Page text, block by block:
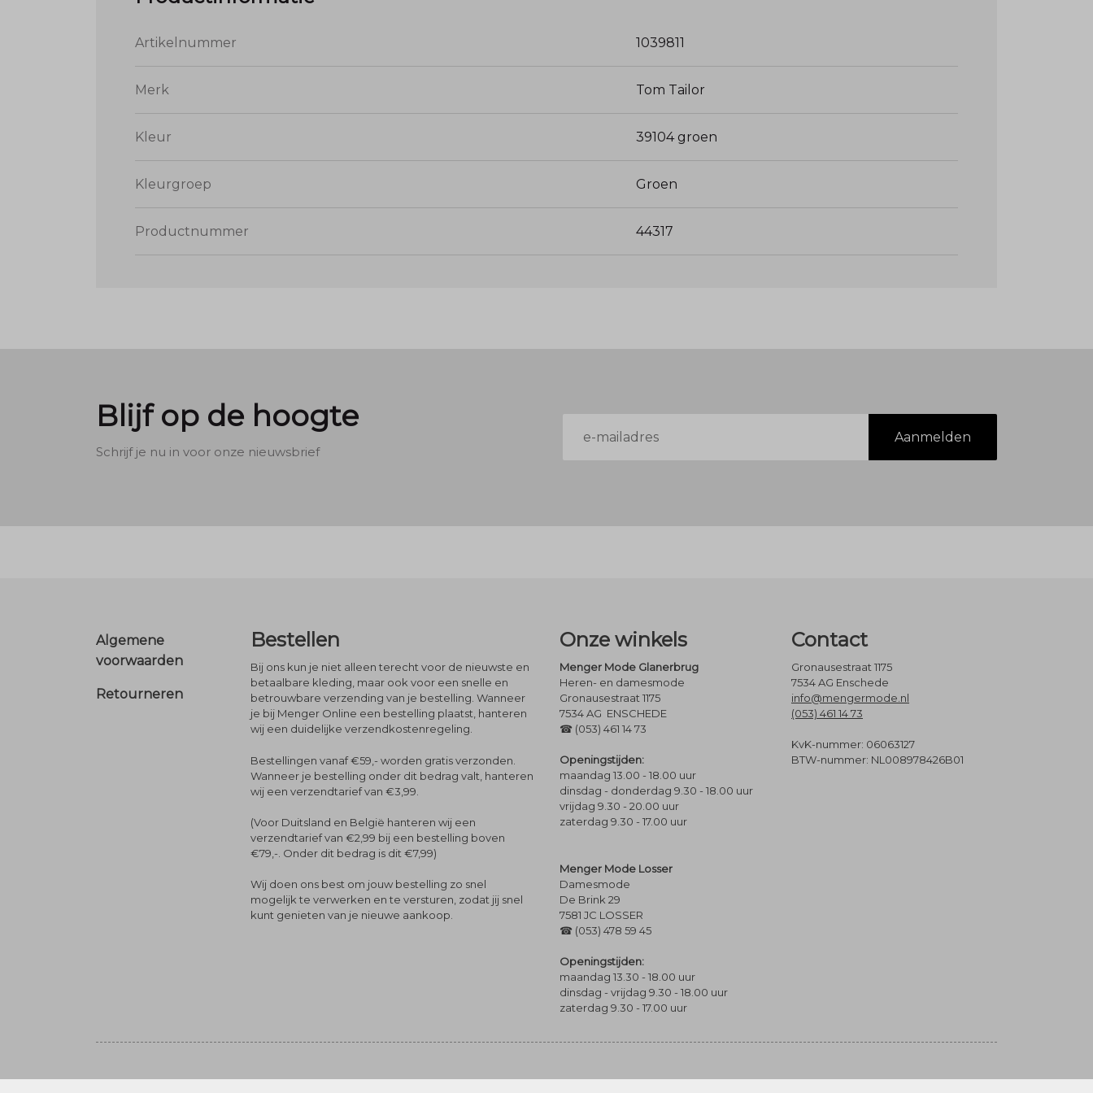
Artikelnummer 1039811
Merk Tom Tailor
Kleur 39104 groen
Kleurgroep Groen
Productnummer 44317
Blijf op de hoogte
Schrijf je nu in voor onze nieuwsbrief
mailadres
Aanmelden
Footer
Algemene
voorwaarden
Retourneren
Bestellen
Bij ons kun je niet alleen terecht voor de nieuwste en
betaalbare kleding, maar ook voor een snelle en
betrouwbare verzending van je bestelling. Wanneer
je bij Menger Online een bestelling plaatst, hanteren
wij een duidelijke verzendkostenregeling.
Bestellingen vanaf €59,- worden gratis verzonden.
Wanneer je bestelling onder dit bedrag valt, hanteren
wij een verzendtarief van €3,99.
(Voor Duitsland en België hanteren wij een
verzendtarief van €2,99 bij een bestelling boven
€79,-. Onder dit bedrag is dit €7,99)
Wij doen ons best om jouw bestelling zo snel
mogelijk te verwerken en te versturen, zodat jij snel
kunt genieten van je nieuwe aankoop.
Onze winkels
Menger Mode Glanerbrug
Heren- en damesmode
Gronausestraat 1175
7534 AG ENSCHEDE
☎ (053) 461 14 73
Openingstijden:
maandag 13.00 - 18.00 uur
dinsdag - donderdag 9.30 - 18.00 uur
vrijdag 9.30 - 20.00 uur
zaterdag 9.30 - 17.00 uur
Menger Mode Losser
Damesmode
De Brink 29
7581 JC LOSSER
☎ (053) 478 59 45
Openingstijden:
maandag 13.30 - 18.00 uur
dinsdag - vrijdag 9.30 - 18.00 uur
zaterdag 9.30 - 17.00 uur
Contact
Gronausestraat 1175
7534 AG Enschede
info@mengermode.nl
(053) 461 14 73
KvK-nummer: 06063127
BTW-nummer: NL008978426B01